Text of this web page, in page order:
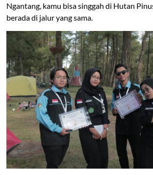
Ngantang, kamu bisa singgah di Hutan
berada di jalur yang sama.